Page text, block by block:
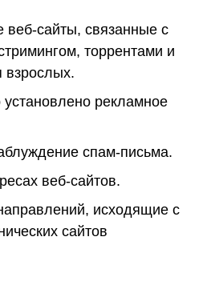
веб-сайты, связанные с
торрентами и
взрослых.
установлено рекламное
спам-письма.
веб-сайтов.
исходящие с
сайтов